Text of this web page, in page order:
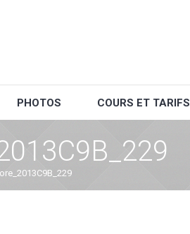
PHOTOS COURS ET TARIFS